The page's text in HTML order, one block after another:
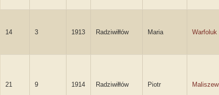
14 3 1913 Radziwiłłów Maria Warfoluk
21 9 1914 Radziwiłłów Piotr